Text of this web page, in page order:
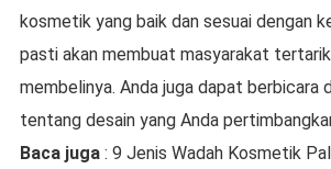
kosmetik yang baik dan sesuai dengan
pasti akan membuat masyarakat
membelinya. Anda juga dapat berbicara
tentang desain yang Anda
Baca juga: 9 Jenis Wadah Kosmetik